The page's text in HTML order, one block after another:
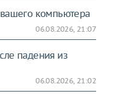
вашего компьютера
06.08.2026, 21:07
падения из
06.08.2026, 21:02